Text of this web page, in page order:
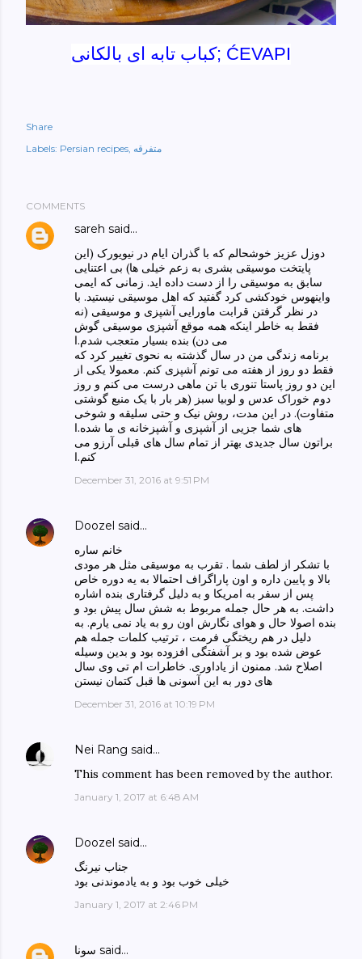
کباب تابه ای بالکانی; ĆEVAPI
Share
Labels: Persian recipes متفرقه
COMMENTS
sareh said…
دوزل عزیز خوشحالم که با گذران ایام در نیویورک (این
پایتخت موسیقی بشری به زعم خیلی ها) بی اعتنایی
سابق به موسیقی را از دست داده اید. زمانی که ایمی
واینهوس خودکشی کرد گفتید که اهل موسیقی نیستید. با
در نظر گرفتن قرابت ماورایی آشپزی و موسیقی (نه
فقط به خاطر اینکه همه موقع آشپزی موسیقی گوش
می دن) بنده بسیار متعجب شدم.ا
برنامه زندگی من در سال گذشته به نحوی تغییر کرد که
فقط دو روز از هفته می تونم آشپزی کنم. معمولا یکی از
این دو روز پاستا تنوری با تن ماهی درست می کنم و روز
دوم خوراک عدس و لوبیا سبز (هر بار با یک منبع گوشتی
متفاوت). در این مدت، روش نیک و حتی سلیقه و شوخی
های شما جزیی از آشپزی و آشپزخانه ی ما شده.ا
براتون سال جدیدی بهتر از تمام سال های قبلی آرزو می
کنم.ا
December 31, 2016 at 9:51 PM
Doozel said…
خانم ساره
با تشکر از لطف شما . تقرب به موسیقی مثل هر مودی
بالا و پایین داره و اون پاراگراف احتمالا به یه دوره خاص
پس از سفر به امریکا و به دلیل گرفتاری بنده اشاره
داشت. به هر حال جمله مربوط به شش سال پیش بود و
بنده اصولا حال و هوای نگارش اون رو به یاد نمی یارم. به
دلیل در هم ریختگی فرمت ، ترتیب کلمات جمله هم
عوض شده بود و بر آشفتگی افزوده بود و بدین وسیله
اصلاح شد. ممنون از یاداوری. خاطرات ام تی وی سال
های دور به این آسونی ها قبل کتمان نیستن
December 31, 2016 at 10:19 PM
Nei Rang said…
This comment has been removed by the author.
January 1, 2017 at 6:48 AM
Doozel said…
جناب نیرنگ
خیلی خوب بود و به یادموندنی بود
January 1, 2017 at 2:46 PM
سونا said…